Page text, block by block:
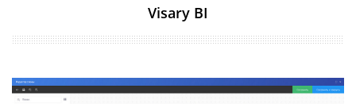
Visary BI